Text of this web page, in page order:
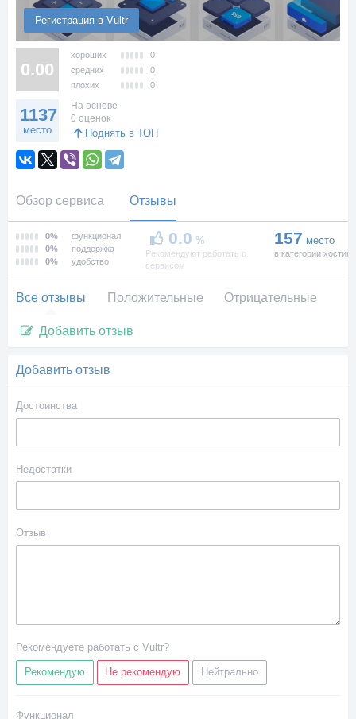
Регистрация в Vultr
0.00
хороших
0
средних
0
плохих
0
1137
место
На основе
0 оценок
Поднять в ТОП
Обзор сервиса Отзывы
0%
функционал
0%
поддержка
0%
удобство
0.0 %
Рекомендуют работать с
сервисом
157 место
в категории хостинг
Все отзывы Положительные Отрицательные
Добавить отзыв
Добавить отзыв
Достоинства
Недостатки
Отзыв
Рекомендуете работать с Vultr?
Рекомендую Не рекомендую Нейтрально
Функционал